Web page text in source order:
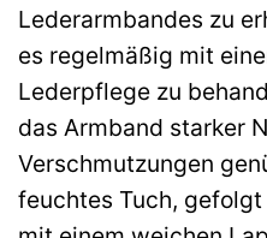
Lederarmbandes zu
es regelmäßig mit
Lederpflege zu
das Armband starker
Verschmutzungen
feuchtes Tuch,